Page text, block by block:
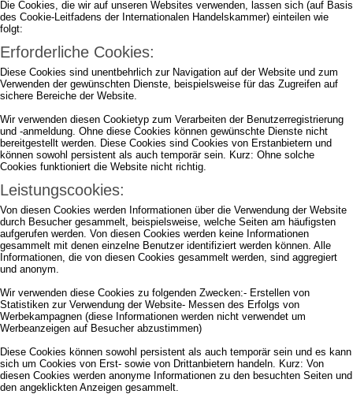
Die Cookies, die wir auf unseren Websites verwenden, lassen sich (auf Basis
des Cookie-Leitfadens der Internationalen Handelskammer) einteilen wie
folgt:
Erforderliche Cookies:
Diese Cookies sind unentbehrlich zur Navigation auf der Website und zum
Verwenden der gewünschten Dienste, beispielsweise für das Zugreifen auf
sichere Bereiche der Website.
Wir verwenden diesen Cookietyp zum Verarbeiten der Benutzerregistrierung
und -anmeldung. Ohne diese Cookies können gewünschte Dienste nicht
bereitgestellt werden. Diese Cookies sind Cookies von Erstanbietern und
können sowohl persistent als auch temporär sein. Kurz: Ohne solche
Cookies funktioniert die Website nicht richtig.
Leistungscookies:
Von diesen Cookies werden Informationen über die Verwendung der Website
durch Besucher gesammelt, beispielsweise, welche Seiten am häufigsten
aufgerufen werden. Von diesen Cookies werden keine Informationen
gesammelt mit denen einzelne Benutzer identifiziert werden können. Alle
Informationen, die von diesen Cookies gesammelt werden, sind aggregiert
und anonym.
Wir verwenden diese Cookies zu folgenden Zwecken:- Erstellen von
Statistiken zur Verwendung der Website- Messen des Erfolgs von
Werbekampagnen (diese Informationen werden nicht verwendet um
Werbeanzeigen auf Besucher abzustimmen)
Diese Cookies können sowohl persistent als auch temporär sein und es kann
sich um Cookies von Erst- sowie von Drittanbietern handeln. Kurz: Von
diesen Cookies werden anonyme Informationen zu den besuchten Seiten und
den angeklickten Anzeigen gesammelt.